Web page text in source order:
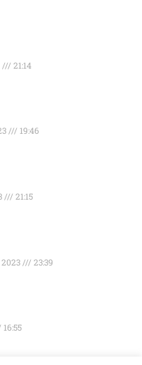
21:14
19:46
21:15
23:39
16:55